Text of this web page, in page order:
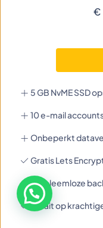
€
5 GB NvME SSD
10 e-mail
Onbeperkt
Gratis Lets
Probleemloze
Draait op